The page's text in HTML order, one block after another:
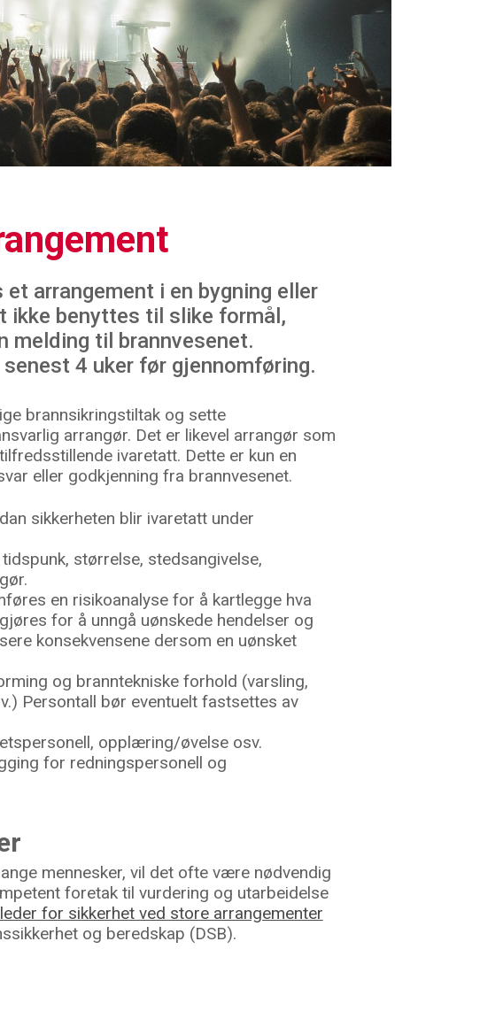
arrangement i en bygning eller
ikke benyttes til slike formål,
melding til brannvesenet.
4 uker før gjennomføring.
brannsikringstiltak og sette
arrangør. Det er likevel arrangør som
ivaretatt. Dette er kun en
eller godkjenning fra brannvesenet.
sikkerheten blir ivaretatt under
størrelse, stedsangivelse,
en risikoanalyse for å kartlegge hva
for å unngå uønskede hendelser og
konsekvensene dersom en uønsket
og branntekniske forhold (varsling,
Persontall bør eventuelt fastsettes av
opplæring/øvelse osv.
for redningspersonell og
mennesker, vil det ofte være nødvendig
foretak til vurdering og utarbeidelse
for sikkerhet ved store arrangementer
og beredskap (DSB).